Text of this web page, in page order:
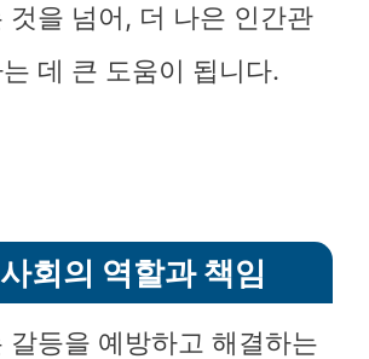
것을 넘어, 더 나은 인간관
데 큰 도움이 됩니다.
회의 역할과 책임
갈등을 예방하고 해결하는